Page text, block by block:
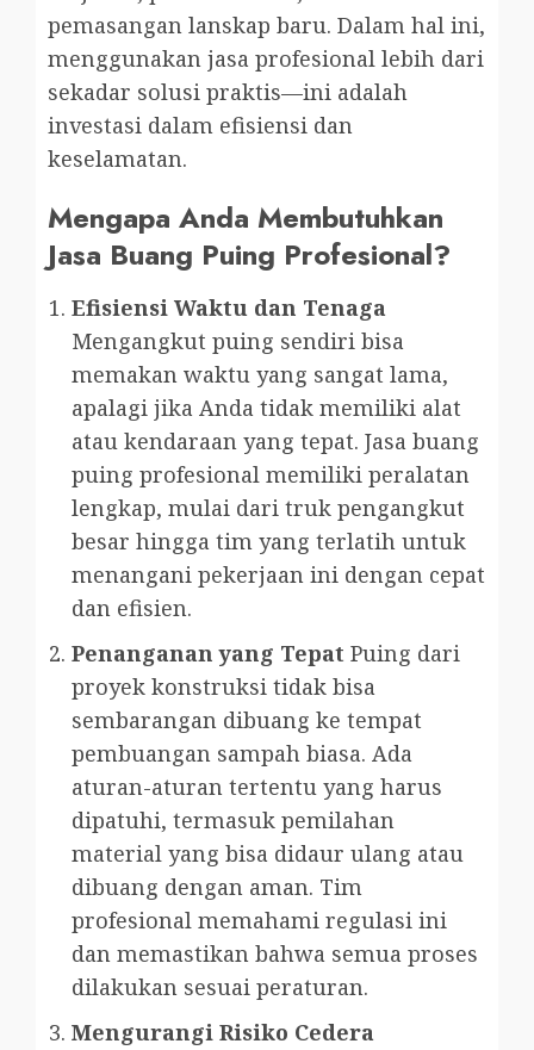
pemasangan lanskap baru. Dalam hal ini,
menggunakan jasa profesional lebih dari
sekadar solusi praktis—ini adalah
investasi dalam efisiensi dan
keselamatan.
Mengapa Anda Membutuhkan
Jasa Buang Puing Profesional?
Efisiensi Waktu dan Tenaga
Mengangkut puing sendiri bisa
memakan waktu yang sangat lama,
apalagi jika Anda tidak memiliki alat
atau kendaraan yang tepat. Jasa buang
puing profesional memiliki peralatan
lengkap, mulai dari truk pengangkut
besar hingga tim yang terlatih untuk
menangani pekerjaan ini dengan cepat
dan efisien.
Penanganan yang Tepat Puing dari
proyek konstruksi tidak bisa
sembarangan dibuang ke tempat
pembuangan sampah biasa. Ada
aturan-aturan tertentu yang harus
dipatuhi, termasuk pemilahan
material yang bisa didaur ulang atau
dibuang dengan aman. Tim
profesional memahami regulasi ini
dan memastikan bahwa semua proses
dilakukan sesuai peraturan.
Mengurangi Risiko Cedera